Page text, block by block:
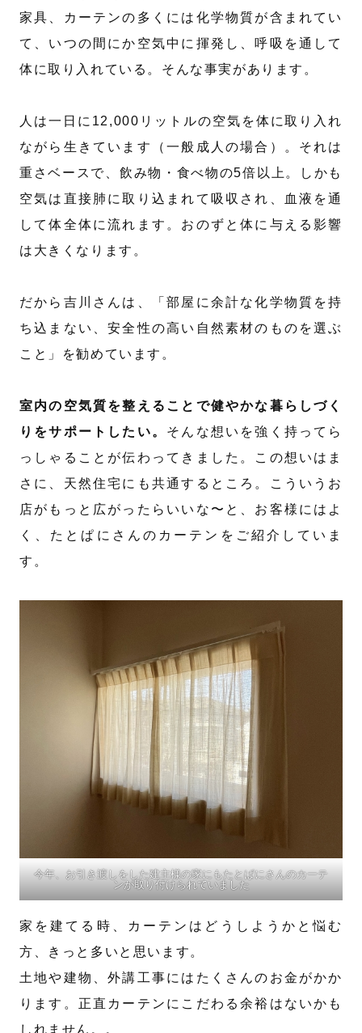
家具、カーテンの多くには化学物質が含まれてい
て、いつの間にか空気中に揮発し、呼吸を通して
体に取り入れている。そんな事実があります。
人は一日に12,000リットルの空気を体に取り入れ
ながら生きています（一般成人の場合）。それは
重さベースで、飲み物・食べ物の5倍以上。しかも
空気は直接肺に取り込まれて吸収され、血液を通
して体全体に流れます。おのずと体に与える影響
は大きくなります。
だから吉川さんは、「部屋に余計な化学物質を持
ち込まない、安全性の高い自然素材のものを選ぶ
こと」を勧めています。
室内の空気質を整えることで健やかな暮らしづく
りをサポートしたい。 そんな想いを強く持ってら
っしゃることが伝わってきました。この想いはま
さに、天然住宅にも共通するところ。こういうお
店がもっと広がったらいいな〜と、お客様にはよ
く、たとぱにさんのカーテンをご紹介していま
す。
今年、お引き渡しをした建主様の家にもたとぱにさんのカーテ
ンが取り付けられていました
家を建てる時、カーテンはどうしようかと悩む
方、きっと多いと思います。
土地や建物、外講工事にはたくさんのお金がかか
ります。正直カーテンにこだわる余裕はないかも
しれません。。